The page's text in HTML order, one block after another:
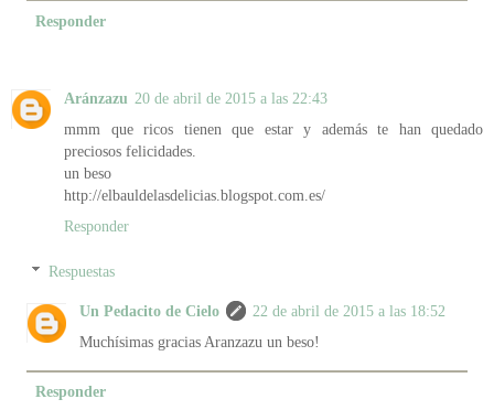
Responder
Aránzazu 20 de abril de 2015 a las 22:43
mmm que ricos tienen que estar y además te han quedado
preciosos felicidades.
un beso
http://elbauldelasdelicias.blogspot.com.es/
Responder
Respuestas
Un Pedacito de Cielo
22 de abril de 2015 a las 18:52
Muchísimas gracias Aranzazu un beso!
Responder